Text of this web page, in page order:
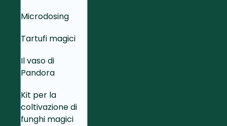
Microdosing
Tartufi magici
Il vaso di
Pandora
Kit per la
coltivazione di
funghi magici